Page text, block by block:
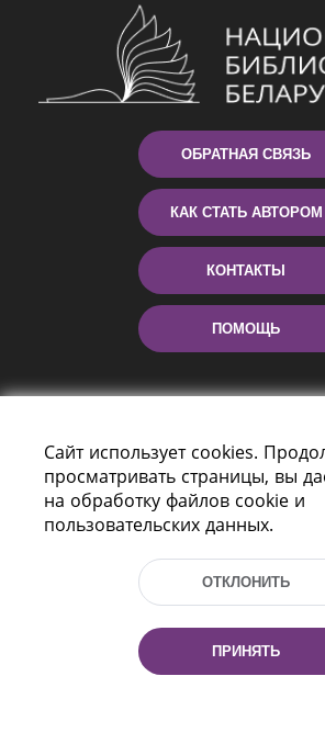
ОБРАТНАЯ СВЯЗЬ
КАК СТАТЬ АВТОРОМ
КОНТАКТЫ
ПОМОЩЬ
Пр-т Независимости 116
г. Минск, Республика Беларусь,
Тел.: (+375 17) 368 37 37, Факс:
Эл. почта: inbox@nlb.by
Сайт использует cookies.
просматривать страницы, вы
на обработку файлов cookie и
пользовательских данных.
ОТКЛОНИТЬ
ПРИНЯТЬ